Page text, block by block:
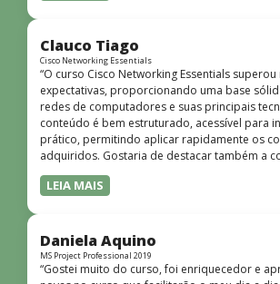
Clauco Tiago
Cisco Networking Essentials
“O curso Cisco Networking Essentials superou
expectativas, proporcionando uma base
redes de computadores e suas principais
conteúdo é bem estruturado, acessível para
prático, permitindo aplicar rapidamente os
adquiridos. Gostaria de destacar também a
o conhecimento técnico do instrutor Peterson,
demonstrou total domínio do assunto e soube
dinâmicas e envolventes. Recomendo o curso
que desejam iniciar ou aprofundar seus
redes!”
LEIA MAIS
Daniela Aquino
MS Project Professional 2019
“Gostei muito do curso, foi enriquecedor e